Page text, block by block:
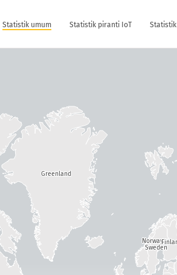
Statistik umum Statistik piranti IoT
Norway
Sweden
Greenland